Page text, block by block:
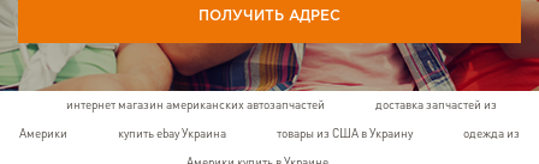
ПОЛУЧИТЬ АДРЕС
интернет магазин американских автозапчастей доставка запчастей из
Америки купить ebay Украина товары из США в Украину одежда из